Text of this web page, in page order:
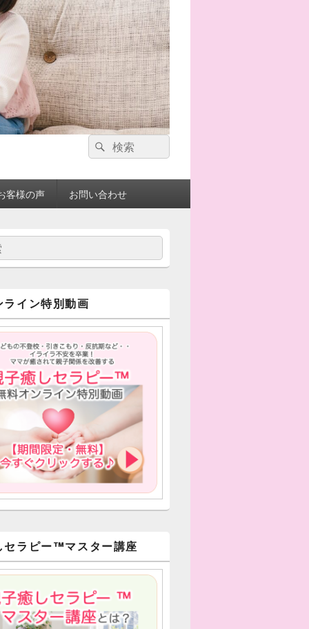
検
索:
検
索
客様の声 お問い合わせ
ライン特別動画
セラピー™︎マスター講座